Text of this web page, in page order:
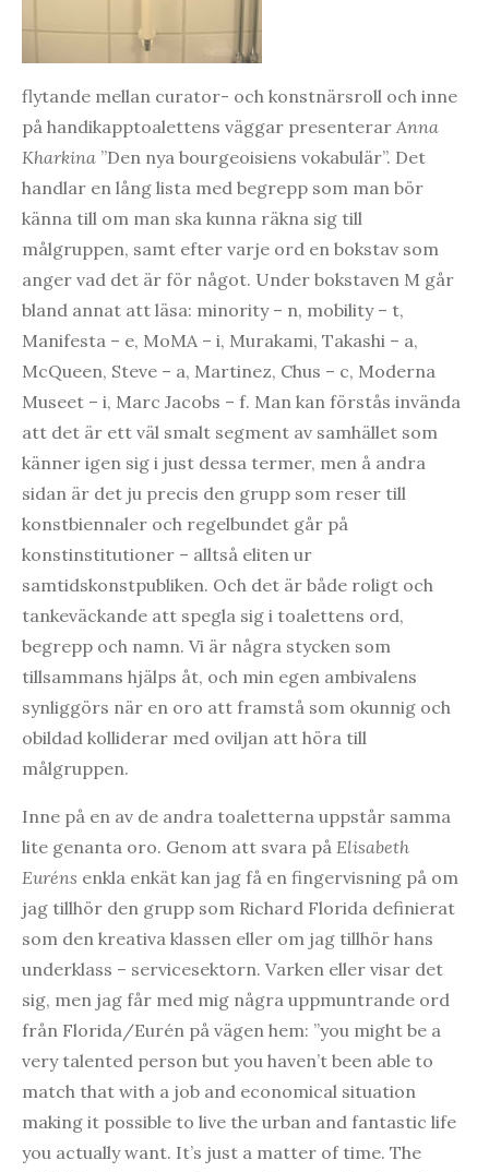
flytande mellan curator- och konstnärsroll och inne
på handikapptoalettens väggar presenterar Anna
Kharkina ”Den nya bourgeoisiens vokabulär”. Det
handlar en lång lista med begrepp som man bör
känna till om man ska kunna räkna sig till
målgruppen, samt efter varje ord en bokstav som
anger vad det är för något. Under bokstaven M går
bland annat att läsa: minority – n, mobility – t,
Manifesta – e, MoMA – i, Murakami, Takashi – a,
McQueen, Steve – a, Martinez, Chus – c, Moderna
Museet – i, Marc Jacobs – f. Man kan förstås invända
att det är ett väl smalt segment av samhället som
känner igen sig i just dessa termer, men å andra
sidan är det ju precis den grupp som reser till
konstbiennaler och regelbundet går på
konstinstitutioner – alltså eliten ur
samtidskonstpubliken. Och det är både roligt och
tankeväckande att spegla sig i toalettens ord,
begrepp och namn. Vi är några stycken som
tillsammans hjälps åt, och min egen ambivalens
synliggörs när en oro att framstå som okunnig och
obildad kolliderar med oviljan att höra till
målgruppen.
Inne på en av de andra toaletterna uppstår samma
lite genanta oro. Genom att svara på Elisabeth
Euréns enkla enkät kan jag få en fingervisning på om
jag tillhör den grupp som Richard Florida definierat
som den kreativa klassen eller om jag tillhör hans
underklass – servicesektorn. Varken eller visar det
sig, men jag får med mig några uppmuntrande ord
från Florida/Eurén på vägen hem: ”you might be a
very talented person but you haven’t been able to
match that with a job and economical situation
making it possible to live the urban and fantastic life
you actually want. It’s just a matter of time. The